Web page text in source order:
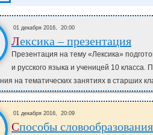
01 декабря 2016, 20:00
Лексика – презентация
Презентация на тему «Лексика»
и русского языка и ученицей 10 класса.
на тематических занятиях в старших
01 декабря 2016, 20:09
Способы